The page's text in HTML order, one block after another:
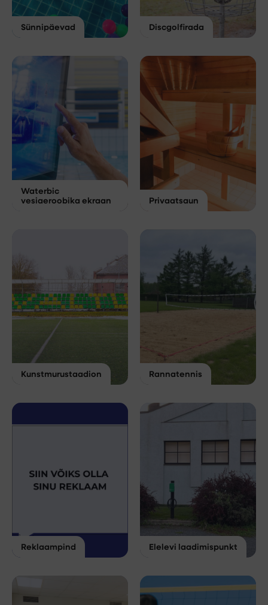
Sünnipäevad Discgolfirada
Waterbic
vesiaeroobika ekraan
Privaatsaun
Kunstmurustaadion Rannatennis
Reklaampind Elelevi laadimispunkt